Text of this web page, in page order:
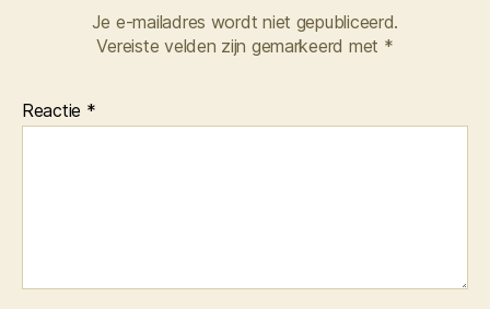
Je e-mailadres wordt niet gepubliceerd.
Vereiste velden zijn gemarkeerd met *
Reactie *